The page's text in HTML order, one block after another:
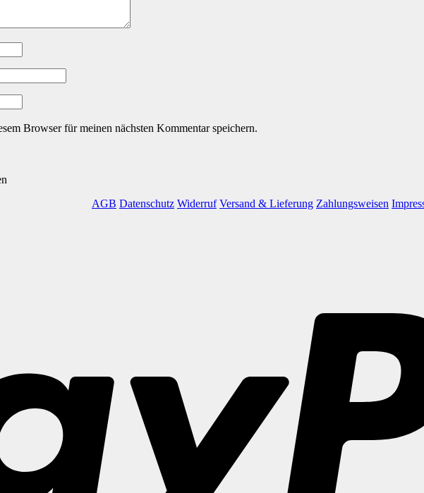
Browser für meinen nächsten Kommentar speichern.
AGB Datenschutz Widerruf Versand & Lieferung Zahlungsweisen